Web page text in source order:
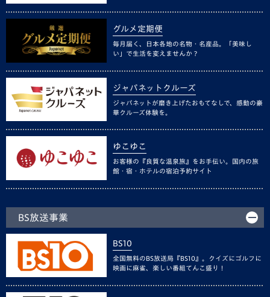
グルメ定期便
毎月届く、日本各地の名物・名産品。「美味し
い」で生活を変えませんか？
ジャパネットクルーズ
ジャパネットが磨き上げたおもてなしで、感動の豪
華クルーズ体験を。
ゆこゆこ
お客様の『良質な温泉旅』をお手伝い。国内の旅
館・宿・ホテルの宿泊予約サイト
BS放送事業
BS10
全国無料のBS放送局『BS10』。クイズにゴルフに
映画に麻雀、楽しい番組てんこ盛り！